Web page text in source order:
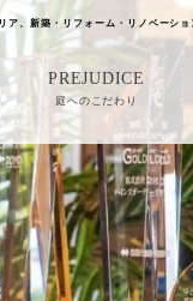
ア、新築・リフォーム・リノベーシ
PREJUDICE
庭へのこだわり